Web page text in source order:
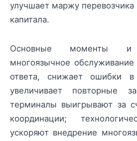
улучшает маржу перевозчика
капитала.
Основные моменты и
многоязычное
ответа, снижает ошибки
увеличивает повторные
терминалы выигрывают за
координации;
ускоряют внедрение